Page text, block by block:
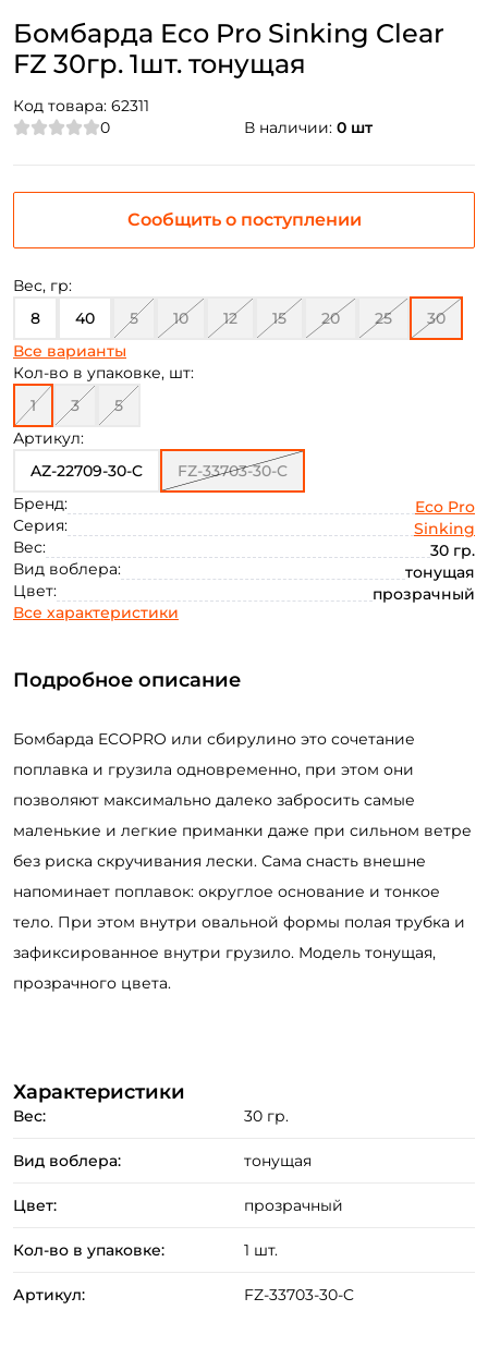
Бомбарда Eco Pro Sinking Clear
FZ 30гр. 1шт. тонущая
Код товара: 62311
0
В наличии: 0 шт
Вес, гр:
8
40 5 10 12 15 20 25 30
50
Все варианты
Кол-во в упаковке, шт:
1
3
5
Артикул:
AZ-22709-30-C
FZ-33703-30-C
Бренд:
Eco Pro
Серия:
Sinking
Вес:
30 гр.
Вид воблера:
тонущая
Цвет:
прозрачный
Все характеристики
Сообщить о поступлении
Подробное описание
Бомбарда ECOPRO или сбирулино это сочетание
поплавка и грузила одновременно, при этом они
позволяют максимально далеко забросить самые
маленькие и легкие приманки даже при сильном ветре
без риска скручивания лески. Сама снасть внешне
напоминает поплавок: округлое основание и тонкое
тело. При этом внутри овальной формы полая трубка и
зафиксированное внутри грузило. Модель тонущая,
прозрачного цвета.
Характеристики
Вес: 30 гр.
Вид воблера: тонущая
Цвет: прозрачный
Кол-во в упаковке: 1 шт.
Артикул: FZ-33703-30-C
ФИО: *
Email: *
Номер телефона: *
Придумайте пароль: *
Заполняя данную форму вы соглашаетесь на обработку
персональных данных
Создать аккаунт